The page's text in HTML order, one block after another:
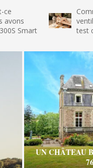
Comment
ventilateur ?
test du Duux
UN CHÂTEAU